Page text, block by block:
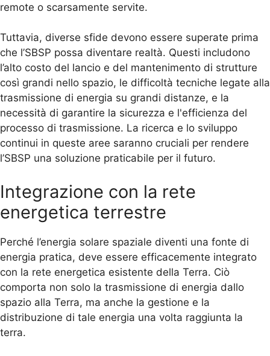
remote o scarsamente servite.
Tuttavia, diverse sfide devono essere superate prima
che l’SBSP possa diventare realtà. Questi includono
l’alto costo del lancio e del mantenimento di strutture
così grandi nello spazio, le difficoltà tecniche legate alla
trasmissione di energia su grandi distanze, e la
necessità di garantire la sicurezza e l'efficienza del
processo di trasmissione. La ricerca e lo sviluppo
continui in queste aree saranno cruciali per rendere
l’SBSP una soluzione praticabile per il futuro.
Integrazione con la rete
energetica terrestre
Perché l’energia solare spaziale diventi una fonte di
energia pratica, deve essere efficacemente integrato
con la rete energetica esistente della Terra. Ciò
comporta non solo la trasmissione di energia dallo
spazio alla Terra, ma anche la gestione e la
distribuzione di tale energia una volta raggiunta la
terra.